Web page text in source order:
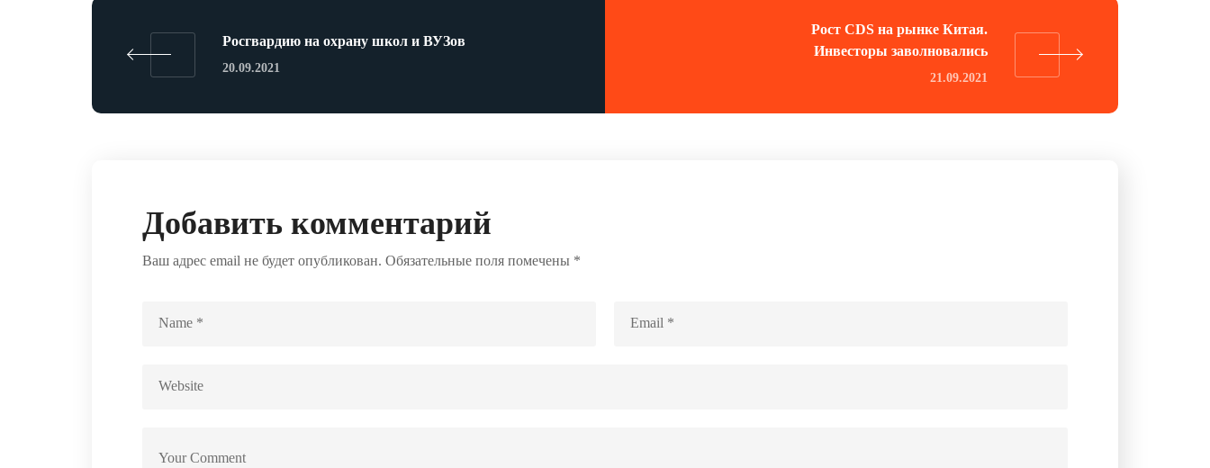
Росгвардию на охрану школ и ВУЗов
20.09.2021
Рост CDS на рынке Китая.
Инвесторы заволновались
21.09.2021
Добавить комментарий
Ваш адрес email не будет опубликован. Обязательные поля помечены *